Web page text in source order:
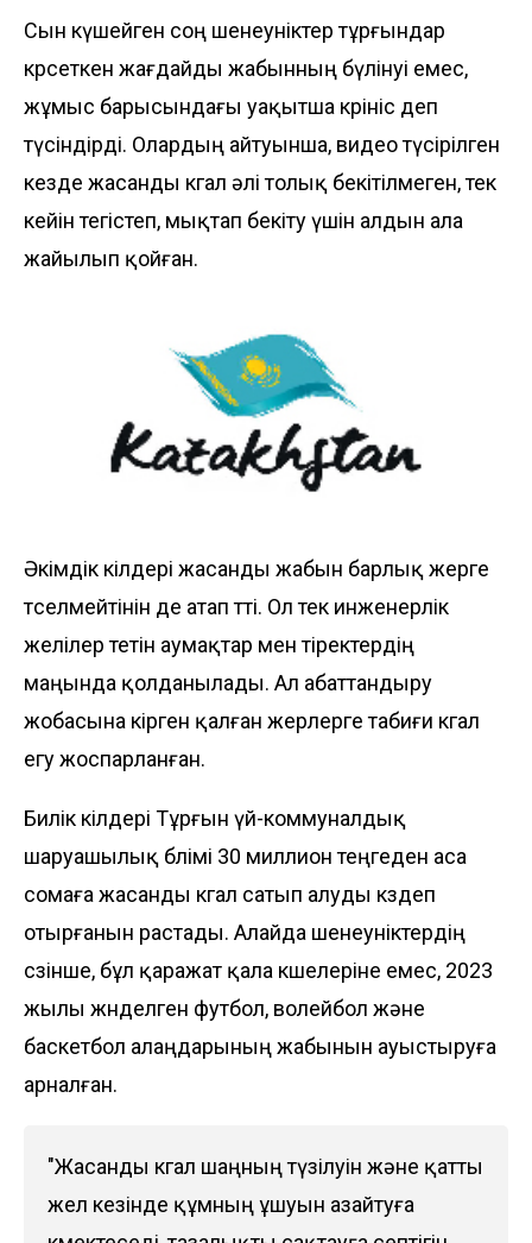
Сын күшейген соң шенеуніктер тұрғындар
көрсеткен жағдайды жабынның бүлінуі емес,
жұмыс барысындағы уақытша көрініс деп
түсіндірді. Олардың айтуынша, видео түсірілген
кезде жасанды көгал әлі толық бекітілмеген, тек
кейін тегістеп, мықтап бекіту үшін алдын ала
жайылып қойған.
Әкімдік өкілдері жасанды жабын барлық жерге
төселмейтінін де атап өтті. Ол тек инженерлік
желілер өтетін аумақтар мен тіректердің
маңында қолданылады. Ал абаттандыру
жобасына кірген қалған жерлерге табиғи көгал
егу жоспарланған.
Билік өкілдері Тұрғын үй-коммуналдық
шаруашылық бөлімі 30 миллион теңгеден аса
сомаға жасанды көгал сатып алуды көздеп
отырғанын растады. Алайда шенеуніктердің
сөзінше, бұл қаражат қала көшелеріне емес, 2023
жылы жөнделген футбол, волейбол және
баскетбол алаңдарының жабынын ауыстыруға
арналған.
"Жасанды көгал шаңның түзілуін және қатты
жел кезінде құмның ұшуын азайтуға